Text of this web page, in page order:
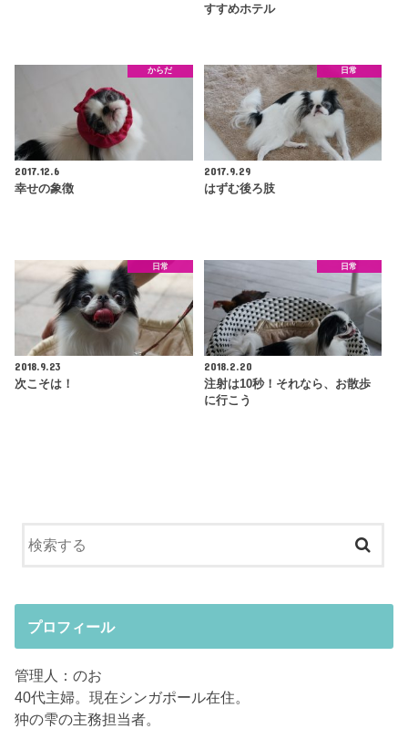
すすめホテル
からだ
2017.12.6
幸せの象徴
日常
2017.9.29
はずむ後ろ肢
日常
2018.9.23
次こそは！
日常
2018.2.20
注射は10秒！それなら、お散歩
に行こう
プロフィール
管理人：のお
40代主婦。現在シンガポール在住。
狆の雫の主務担当者。